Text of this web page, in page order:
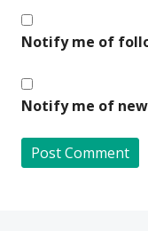
Notify me of
Notify me of